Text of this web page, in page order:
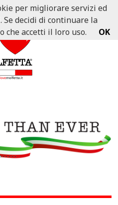
per migliorare servizi ed
decidi di continuare la
che accetti il loro uso.
OK